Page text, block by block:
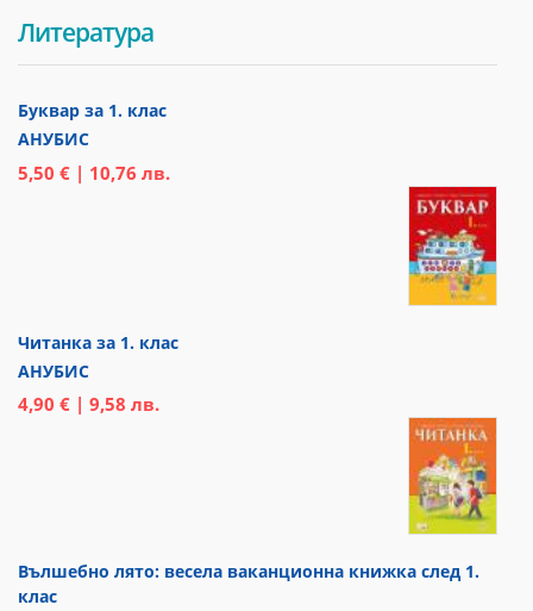
Литература
Буквар за 1. клас
АНУБИС
5,50 € | 10,76 лв.
Читанка за 1. клас
АНУБИС
4,90 € | 9,58 лв.
Вълшебно лято: весела ваканционна книжка след 1.
клас